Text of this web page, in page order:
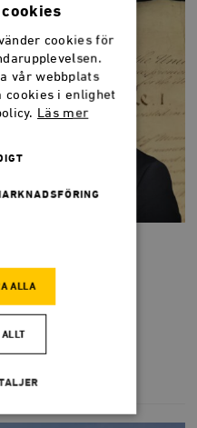
USA:s
cookies för
vår webbplats
cookies i enlighet
Läs mer
ALLA